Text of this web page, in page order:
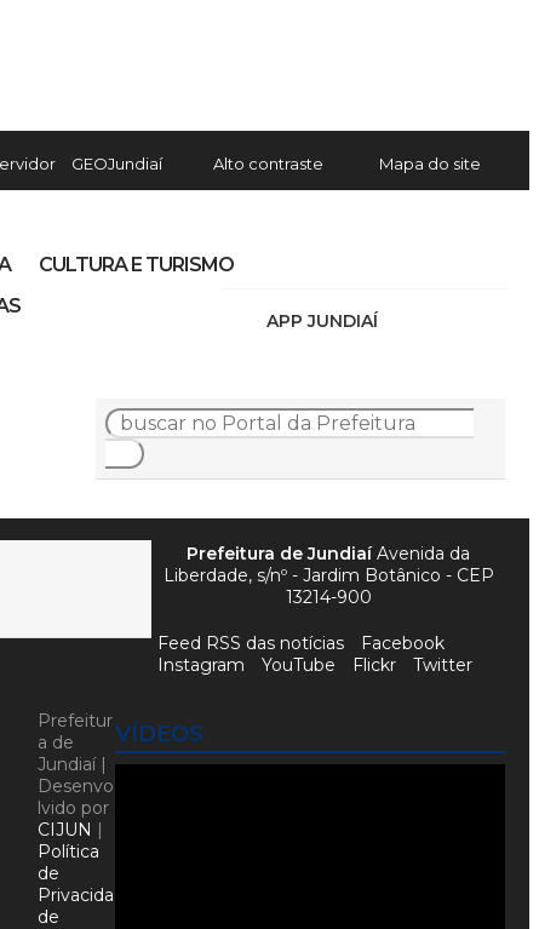
GEOJundiaí Alto contraste Mapa do site
APP JUNDIAÍ
CULTURA E TURISMO
VÍDEOS
Prefeitura de JundiaíAvenida da
Liberdade, s/nº - Jardim Botânico - CEP
13214-900
Feed RSS das notícias
Facebook
Instagram
YouTube Flickr Twitter
Prefeitur
a de
Jundiaí |
Desenvo
lvido por
CIJUN |
Política
de
Privacida
de